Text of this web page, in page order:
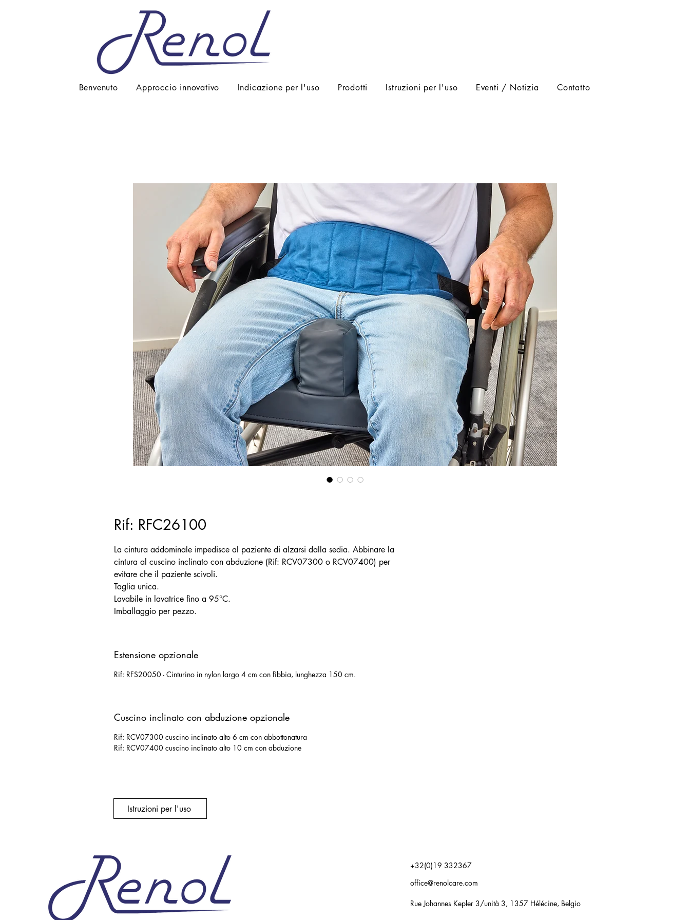
Benvenuto Approccio innovativo Indicazione per l'uso Prodotti Istruzioni per l'uso Eventi / Notizia Contatto
Rif: RFC26100
La cintura addominale impedisce al paziente di alzarsi dalla sedia. Abbinare la
cintura al cuscino inclinato con abduzione (Rif: RCV07300 o RCV07400) per
evitare che il paziente scivoli.
Taglia unica.
Lavabile in lavatrice fino a 95°C.
Imballaggio per pezzo.
Estensione opzionale
Rif: RFS20050 - Cinturino in nylon largo 4 cm con fibbia, lunghezza 150 cm.
Cuscino inclinato con abduzione opzionale
Rif: RCV07300 cuscino inclinato alto 6 cm con abbottonatura
Rif: RCV07400 cuscino inclinato alto 10 cm con abduzione
Istruzioni per l'uso
+32(0)19 332367
office@renolcare.com
Rue Johannes Kepler 3/unità 3, 1357 Hélécine, Belgio